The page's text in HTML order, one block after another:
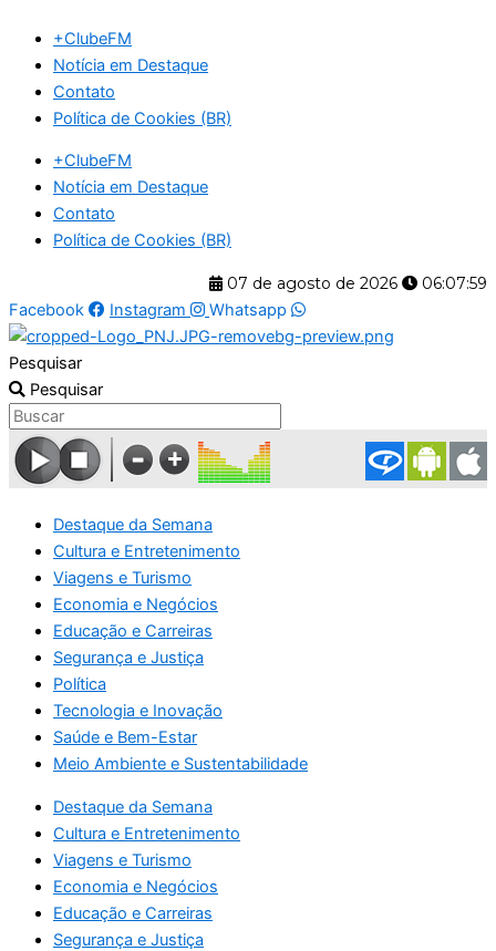
para
conteúdo
+ClubeFM
Notícia em Destaque
Contato
Política de Cookies (BR)
+ClubeFM
Notícia em Destaque
Contato
Política de Cookies (BR)
07 de agosto de 2026
06:08:00
Facebook
Instagram Whatsapp
Pesquisar
Pesquisar
Destaque da Semana
Cultura e Entretenimento
Viagens e Turismo
Economia e Negócios
Educação e Carreiras
Segurança e Justiça
Política
Tecnologia e Inovação
Saúde e Bem-Estar
Meio Ambiente e Sustentabilidade
Destaque da Semana
Cultura e Entretenimento
Viagens e Turismo
Economia e Negócios
Educação e Carreiras
Segurança e Justiça